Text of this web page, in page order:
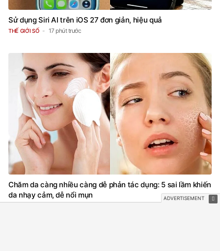
Sử dụng Siri AI trên iOS 27 đơn giản, hiệu quả
THẾ GIỚI SỐ 17 phút trước
Chăm da càng nhiều càng dễ phản tác dụng: 5 sai lầm khiến
da nhạy cảm, dễ nổi mụn